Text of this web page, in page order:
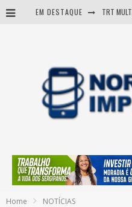
EM DESTAQUE
Home NOTÍCIAS